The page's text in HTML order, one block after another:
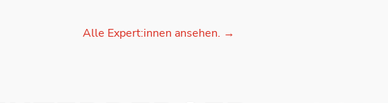
Alle Expert:innen ansehen. →